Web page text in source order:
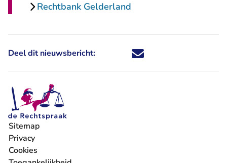
Rechtbank Gelderland
Deel dit nieuwsbericht: Deel dit nieuwsbericht via X -
Deel dit nieuwsbericht via
Deel dit nieuwsbericht
Deel dit
Sitemap
Privacy
Cookies